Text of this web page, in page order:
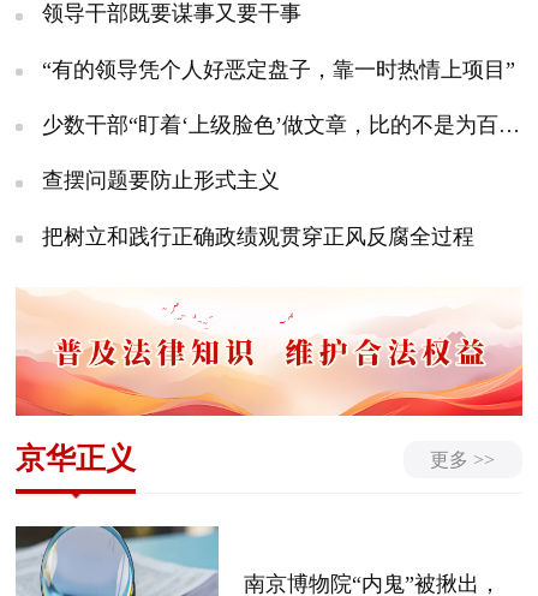
领导干部既要谋事又要干事
“有的领导凭个人好恶定盘子，靠一时热情上项目”
少数干部“盯着‘上级脸色’做文章，比的不是为百姓解了多少难题，而是能不能被领导看在眼里”
查摆问题要防止形式主义
把树立和践行正确政绩观贯穿正风反腐全过程
京华正义 更多 >>
南京博物院“内鬼”被揪出，